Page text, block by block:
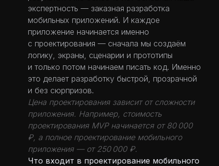
экспертность — заказная разработка
мобильных приложений. И каждое
приложение начинается именно
с проектирования — сначала мы создаём
логику, экраны, сценарии и прототипы
и только потом начинаем писать код. Именно
это делает разработку быстрой, прозрачной
и без сюрпризов.
Цена проектирования зависит от сложности
приложения. Например, стоимость
проектирования MVP начинается от 80 000
₽, а полное проектирование мобильного
приложения — от 250 000 ₽.
Что входит в проектирование мобильного